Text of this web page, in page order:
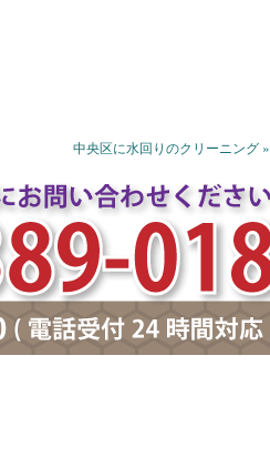
中央区に水回りのクリーニング »